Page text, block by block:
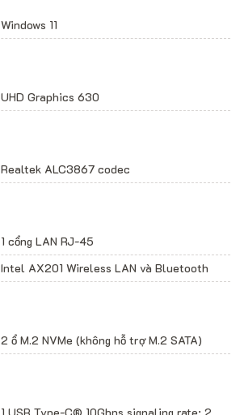
Windows 11
UHD Graphics 630
Realtek ALC3867 codec
1 cổng LAN RJ-45
Intel AX201 Wireless LAN và Bluetooth
2 ổ M.2 NVMe (không hỗ trợ M.2 SATA)